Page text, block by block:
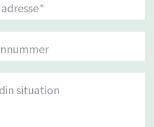
*
situation